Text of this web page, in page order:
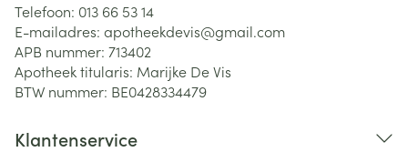
Telefoon: 013 66 53 14
E-mailadres: apotheekdevis@gmail.com
APB nummer: 713402
Apotheek titularis: Marijke De Vis
BTW nummer: BE0428334479
Klantenservice